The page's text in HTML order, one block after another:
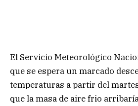
El Servicio Meteorológico
que se espera un marcado
temperaturas a partir del
que la masa de aire frio